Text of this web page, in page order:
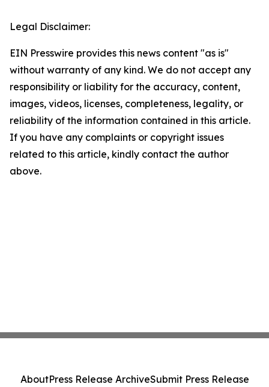
Legal Disclaimer:
EIN Presswire provides this news content "as is"
without warranty of any kind. We do not accept any
responsibility or liability for the accuracy, content,
images, videos, licenses, completeness, legality, or
reliability of the information contained in this article.
If you have any complaints or copyright issues
related to this article, kindly contact the author
above.
AboutPress Release ArchiveSubmit Press Release